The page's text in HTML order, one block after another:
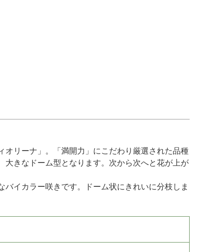
リーナ」。「満開力」にこだわり厳選された品種
きなドーム型となります。次から次へと花が上が
イカラー咲きです。ドーム状にきれいに分枝しま